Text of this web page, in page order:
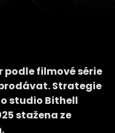
filmové série
Strategie
studio Bithell
stažena ze